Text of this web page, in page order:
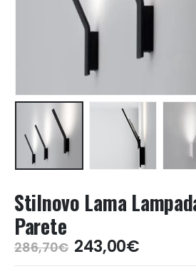
Stilnovo Lama
Parete
286,70€ Il
prezzo
243,00€Il
prezzo